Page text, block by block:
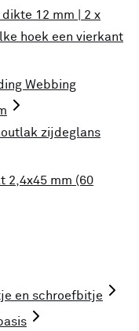
12 mm | 2 x
hoek een vierkant
Webbing
zijdeglans
2,4x45 mm (60
en schroefbitje